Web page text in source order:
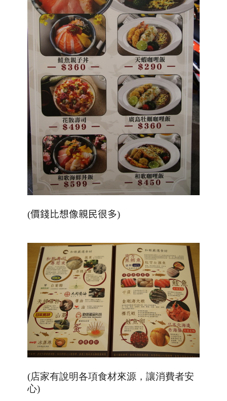
(價錢比想像親民很多)
(店家有說明各項食材來源，讓消費者安
心)